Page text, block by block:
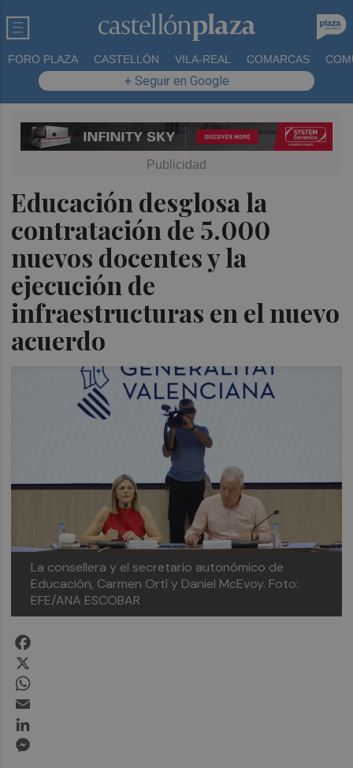
FORO PLAZA CASTELLÓN VILA-REAL COMARCAS
+ Seguir en Google
Educación desglosa la
contratación de 5.000
nuevos docentes y la
ejecución de
infraestructuras en el nuevo
acuerdo
La consellera y el secretario autonómico de
Educación, Carmen Ortí y Daniel McEvoy. Foto:
EFE/ANA ESCOBAR